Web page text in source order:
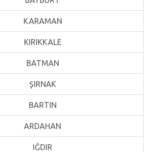
KARAMAN
KIRIKKALE
BATMAN
ŞIRNAK
BARTIN
ARDAHAN
IĞDIR